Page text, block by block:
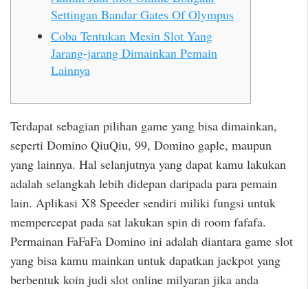
Settingan Bandar Gates Of Olympus
Coba Tentukan Mesin Slot Yang
Jarang-jarang Dimainkan Pemain
Lainnya
Terdapat sebagian pilihan game yang bisa dimainkan,
seperti Domino QiuQiu, 99, Domino gaple, maupun
yang lainnya. Hal selanjutnya yang dapat kamu lakukan
adalah selangkah lebih didepan daripada para pemain
lain. Aplikasi X8 Speeder sendiri miliki fungsi untuk
mempercepat pada sat lakukan spin di room fafafa.
Permainan FaFaFa Domino ini adalah diantara game slot
yang bisa kamu mainkan untuk dapatkan jackpot yang
berbentuk koin judi slot online milyaran jika anda